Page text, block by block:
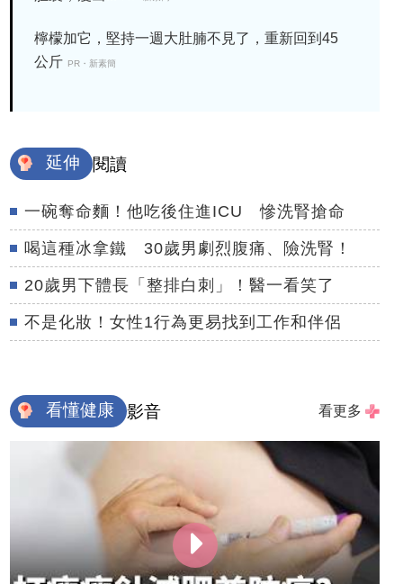
檸檬加它，堅持一週大肚腩不見了，重新回到45
公斤 PR・新素簡
延伸 閱讀
一碗奪命麵！他吃後住進ICU 慘洗腎搶命
喝這種冰拿鐵 30歲男劇烈腹痛、險洗腎！
20歲男下體長「整排白刺」！醫一看笑了
不是化妝！女性1行為更易找到工作和伴侶
看懂健康 影音 看更多